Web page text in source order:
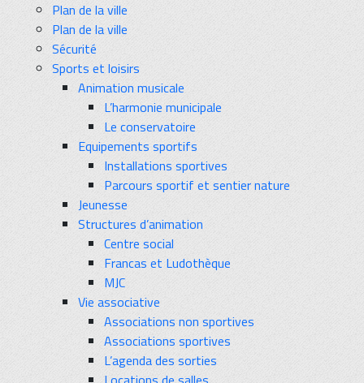
Plan de la ville
Plan de la ville
Sécurité
Sports et loisirs
Animation musicale
L’harmonie municipale
Le conservatoire
Equipements sportifs
Installations sportives
Parcours sportif et sentier nature
Jeunesse
Structures d’animation
Centre social
Francas et Ludothèque
MJC
Vie associative
Associations non sportives
Associations sportives
L’agenda des sorties